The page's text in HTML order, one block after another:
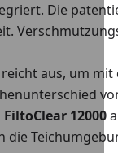
Die
reicht aus, um
FiltoClear 12000